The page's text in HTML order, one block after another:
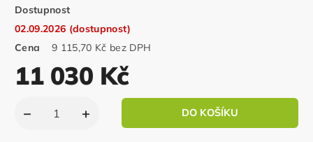
Dostupnost
02.09.2026 (dostupnost)
Cena
9 115,70 Kč bez DPH
11 030 Kč